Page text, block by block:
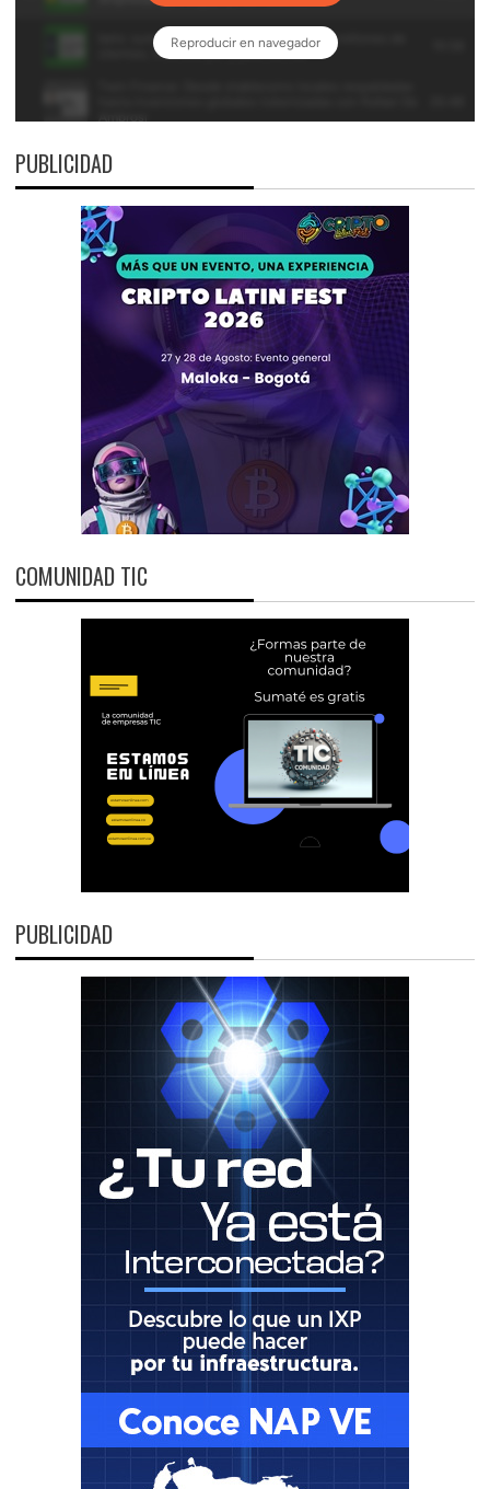
PUBLICIDAD
COMUNIDAD TIC
PUBLICIDAD